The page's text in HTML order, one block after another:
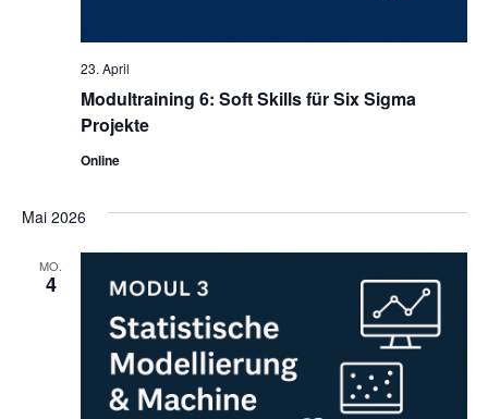
Modultraining 6: Soft Skills für Six Sigma
Projekte
23. April
Online
Mai 2026
MO.
4